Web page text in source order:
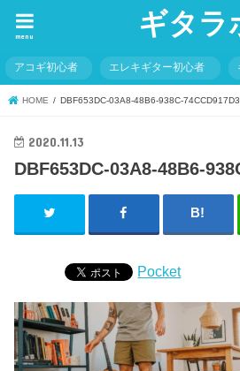
ギタラ
menu
アコギ初心者 エレキギター初心者
HOME DBF653DC-03A8-48B6-938C-
2020.11.13
DBF653DC-03A8-48B6-
Pocket